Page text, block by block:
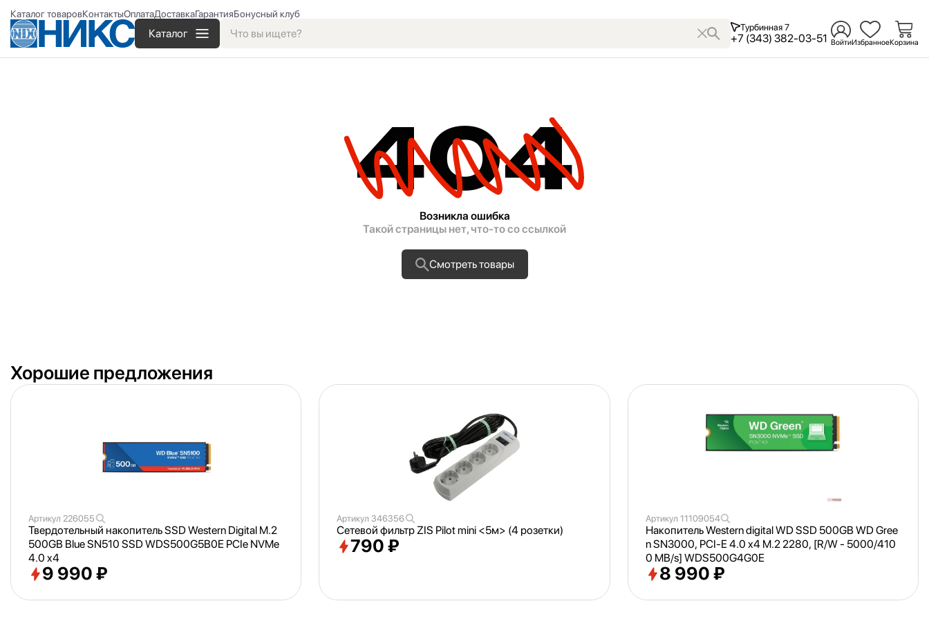
Каталог товаровКонтактыОплатаДоставкаГарантияБонусный клуб
Каталог Турбинная 7
+7 (343) 382-03-51 ВойтиИзбранноеКорзина
404
Возникла ошибка
Такой страницы нет, что-то со ссылкой
Смотреть товары
Хорошие предложения
Артикул 226055
Твердотельный накопитель SSD Western Digital M.2
500GB Blue SN510 SSD WDS500G5B0E PCIe NVMe
4.0 x4
9 990 ₽
Артикул 346356
Сетевой фильтр ZIS Pilot mini <5м> (4 розетки)
790 ₽
Артикул 11109054
Накопитель Western digital WD SSD 500GB WD Gree
n SN3000, PCI-E 4.0 x4 M.2 2280, [R/W - 5000/410
0 MB/s] WDS500G4G0E
8 990 ₽